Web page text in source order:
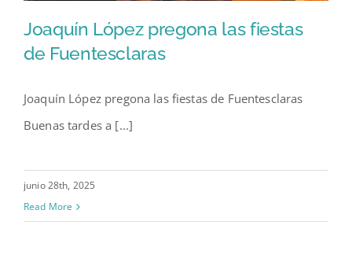
Joaquín López pregona las
fiestas de Fuentesclaras
Joaquín López pregona las fiestas
de Fuentesclaras
Joaquín López pregona las fiestas de Fuentesclaras
Buenas tardes a [...]
junio 28th, 2025
Read More